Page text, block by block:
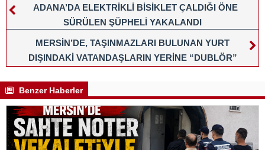
ADANA’DA ELEKTRİKLİ BİSİKLET ÇALDIĞI ÖNE
SÜRÜLEN ŞÜPHELİ YAKALANDI
MERSİN’DE, TAŞINMAZLARI BULUNAN YURT
DIŞINDAKİ VATANDAŞLARIN YERİNE “DUBLÖR”
EDİLEN 21 ŞÜPHELİ YAKALANDI
Benzer Haberler